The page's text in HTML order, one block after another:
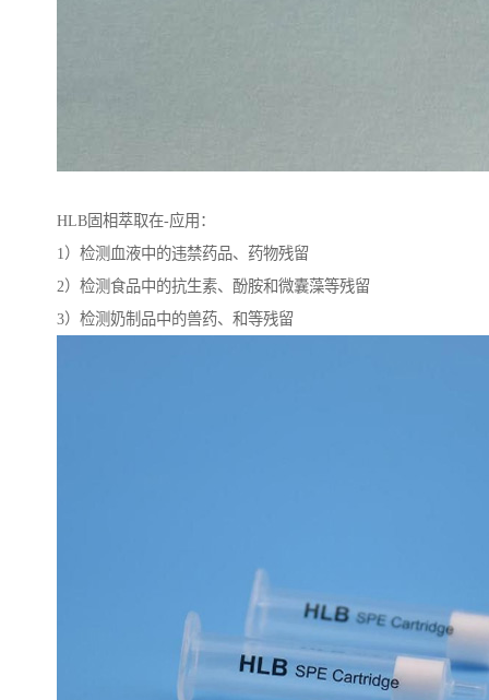
HLB固相萃取在-应用：
1）检测血液中的违禁药品、药物残留
2）检测食品中的抗生素、酚胺和微囊藻等残留
3）检测奶制品中的兽药、和等残留